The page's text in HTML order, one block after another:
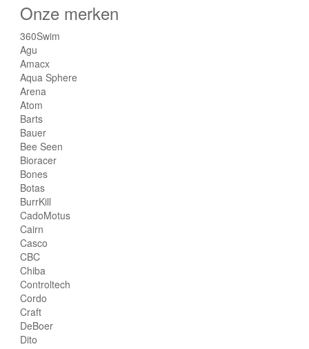
Onze merken
360Swim
Agu
Amacx
Aqua Sphere
Arena
Atom
Barts
Bauer
Bee Seen
Bioracer
Bones
Botas
BurrKill
CadoMotus
Cairn
Casco
CBC
Chiba
Controltech
Cordo
Craft
DeBoer
Dito